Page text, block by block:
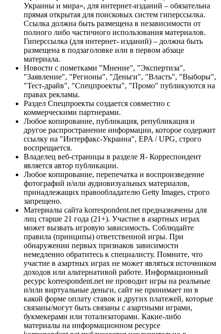
Украины и мира», для интернет-изданий – обязательна
прямая открытая для поисковых систем гиперссылка.
Ссылка должна быть размещена в независимости от
полного либо частичного использования материалов.
Гиперссылка (для интернет- изданий) – должна быть
размещена в подзаголовке или в первом абзаце
материала.
Новости с пометками "Мнение", "Экспертиза",
"Заявление", "Регионы", "Деньги", "Власть", "Выборы",
"Тест-драйв", "Спецпроекты", "Промо" публикуются на
правах рекламы.
Раздел Спецпроекты создается совместно с
коммерческими партнерами.
Любое копирование, публикация, републикация и
другое распространение информации, которое содержит
ссылку на "Интерфакс-Украина", EPA / UPG, строго
воспрещается.
Владелец веб-страницы в разделе Я- Корреспондент
является автор публикации.
Любое копирование, перепечатка и воспроизведение
фотографий и/или аудиовизуальных материалов,
принадлежащих правообладателю Getty Images, строго
запрещено.
Материалы сайта korrespondent.net предназначены для
лиц старше 21 года (21+). Участие в азартных играх
может вызвать игровую зависимость. Соблюдайте
правила (принципы) ответственной игры. При
обнаружении первых признаков зависимости
немедленно обратитесь к специалисту. Помните, что
участие в азартных играх не может являться источником
доходов или альтернативой работе. Информационный
ресурс korrespondent.net не проводит игры на реальные
и/или виртуальные деньги, сайт не принимает ни в
какой форме оплату ставок и других платежей, которые
связаны/могут быть связаны с азартными играми,
букмекерами или тотализаторами. Какие-либо
материалы на информационном ресурсе